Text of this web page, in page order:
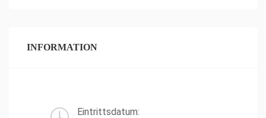
INFORMATION
Eintrittsdatum: